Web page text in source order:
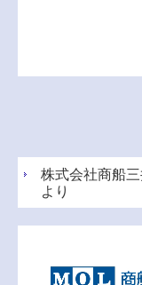
株式会社商船
より